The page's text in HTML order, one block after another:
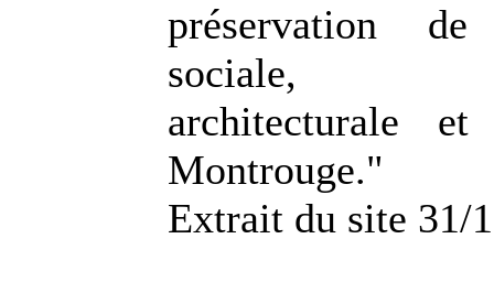
préservation
sociale,
architecturale
Montrouge."
Extrait du site 31/